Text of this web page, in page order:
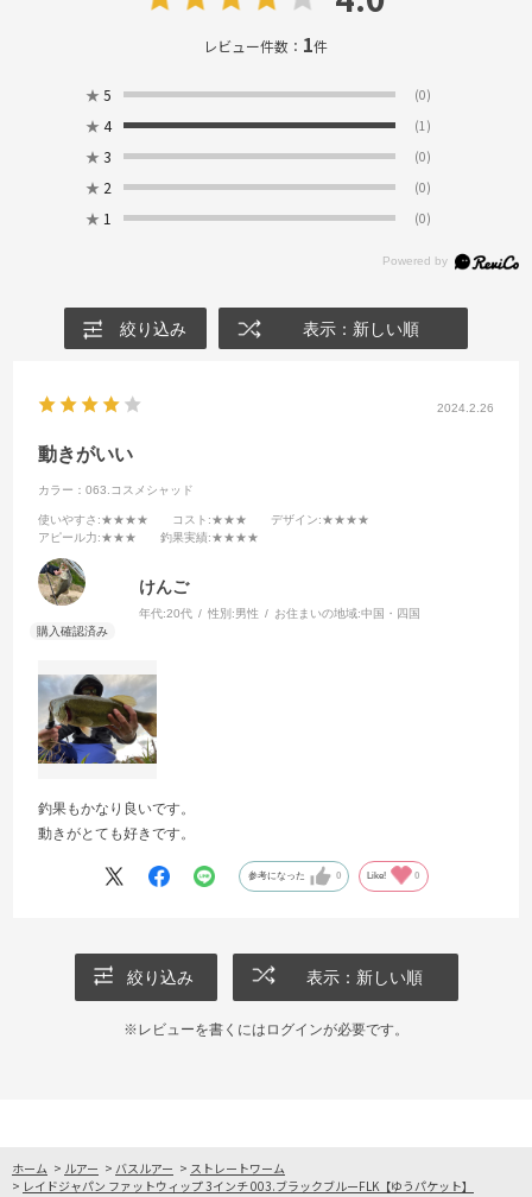
レビュー件数： 1件
★ 5 (0)
★ 4 (1)
★ 3 (0)
★ 2 (0)
★ 1 (0)
絞り込み 表示：新しい順
2024.2.26
動きがいい
カラー：063.コスメシャッド
使いやすさ :★★★★ コスト :★★★ デザイン:★★★★
アピール力:★★★ 釣果実績:★★★★
けんご
年代:20代 性別:男性 お住まいの地域:中国・四国
釣果もかなり良いです。
動きがとても好きです。
参考になった 0 Like! 0
絞り込み 表示：新しい順
※レビューを書くには ログインが必要です。
ホーム > ルアー > バスルアー > ストレートワーム
> レイドジャパン ファットウィップ 3インチ 003.ブラックブルーFLK【ゆうパケット】